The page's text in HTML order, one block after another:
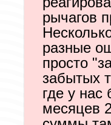
рычагов
разные
просто
забытых
где у
месяцев